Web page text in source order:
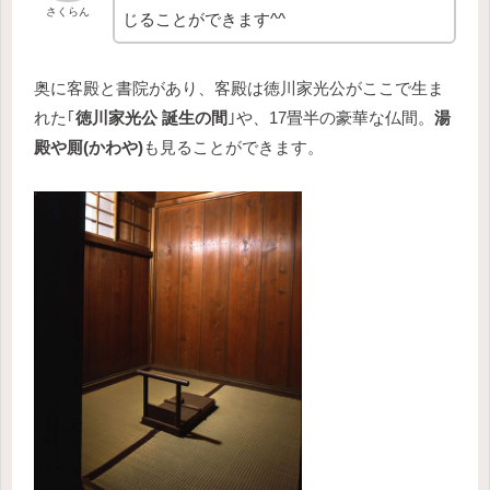
さくらん じることができます^^
奥に客殿と書院があり、客殿は徳川家光公がここで生ま
れた｢徳川家光公 誕生の間 ｣や、17畳半の豪華な仏間。 湯
殿や厠(かわや)も見ることができます。